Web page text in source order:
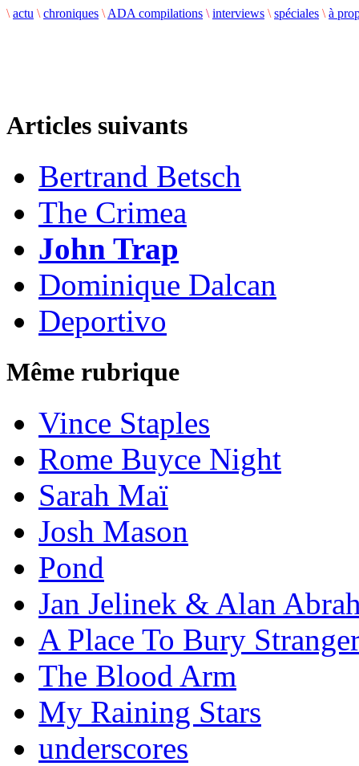
\ actu \ chroniques \ ADA compilations \ interviews \ spéciales \ à
Articles suivants
Bertrand Betsch
The Crimea
John Trap
Dominique Dalcan
Deportivo
Même rubrique
Vince Staples
Rome Buyce Night
Sarah Maï
Josh Mason
Pond
Jan Jelinek & Alan
A Place To Bury
The Blood Arm
My Raining Stars
underscores